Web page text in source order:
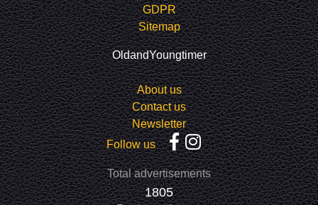
GDPR
Sitemap
OldandYoungtimer
About us
Contact us
Newsletter
Follow us
Total advertisements
1805